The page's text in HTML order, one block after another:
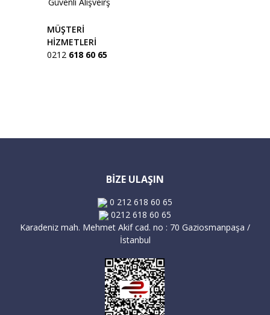
MÜŞTERİ
HİZMETLERİ
0212 618 60 65
BİZE ULAŞIN
0 212 618 60 65
0212 618 60 65
Karadeniz mah. Mehmet Akif cad. no : 70 Gaziosmanpaşa /
İstanbul